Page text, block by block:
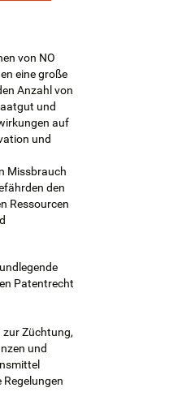
von NO
eine große
Anzahl von
und
auf
und
Missbrauch
den
Ressourcen
Patentrecht
zur Züchtung,
und